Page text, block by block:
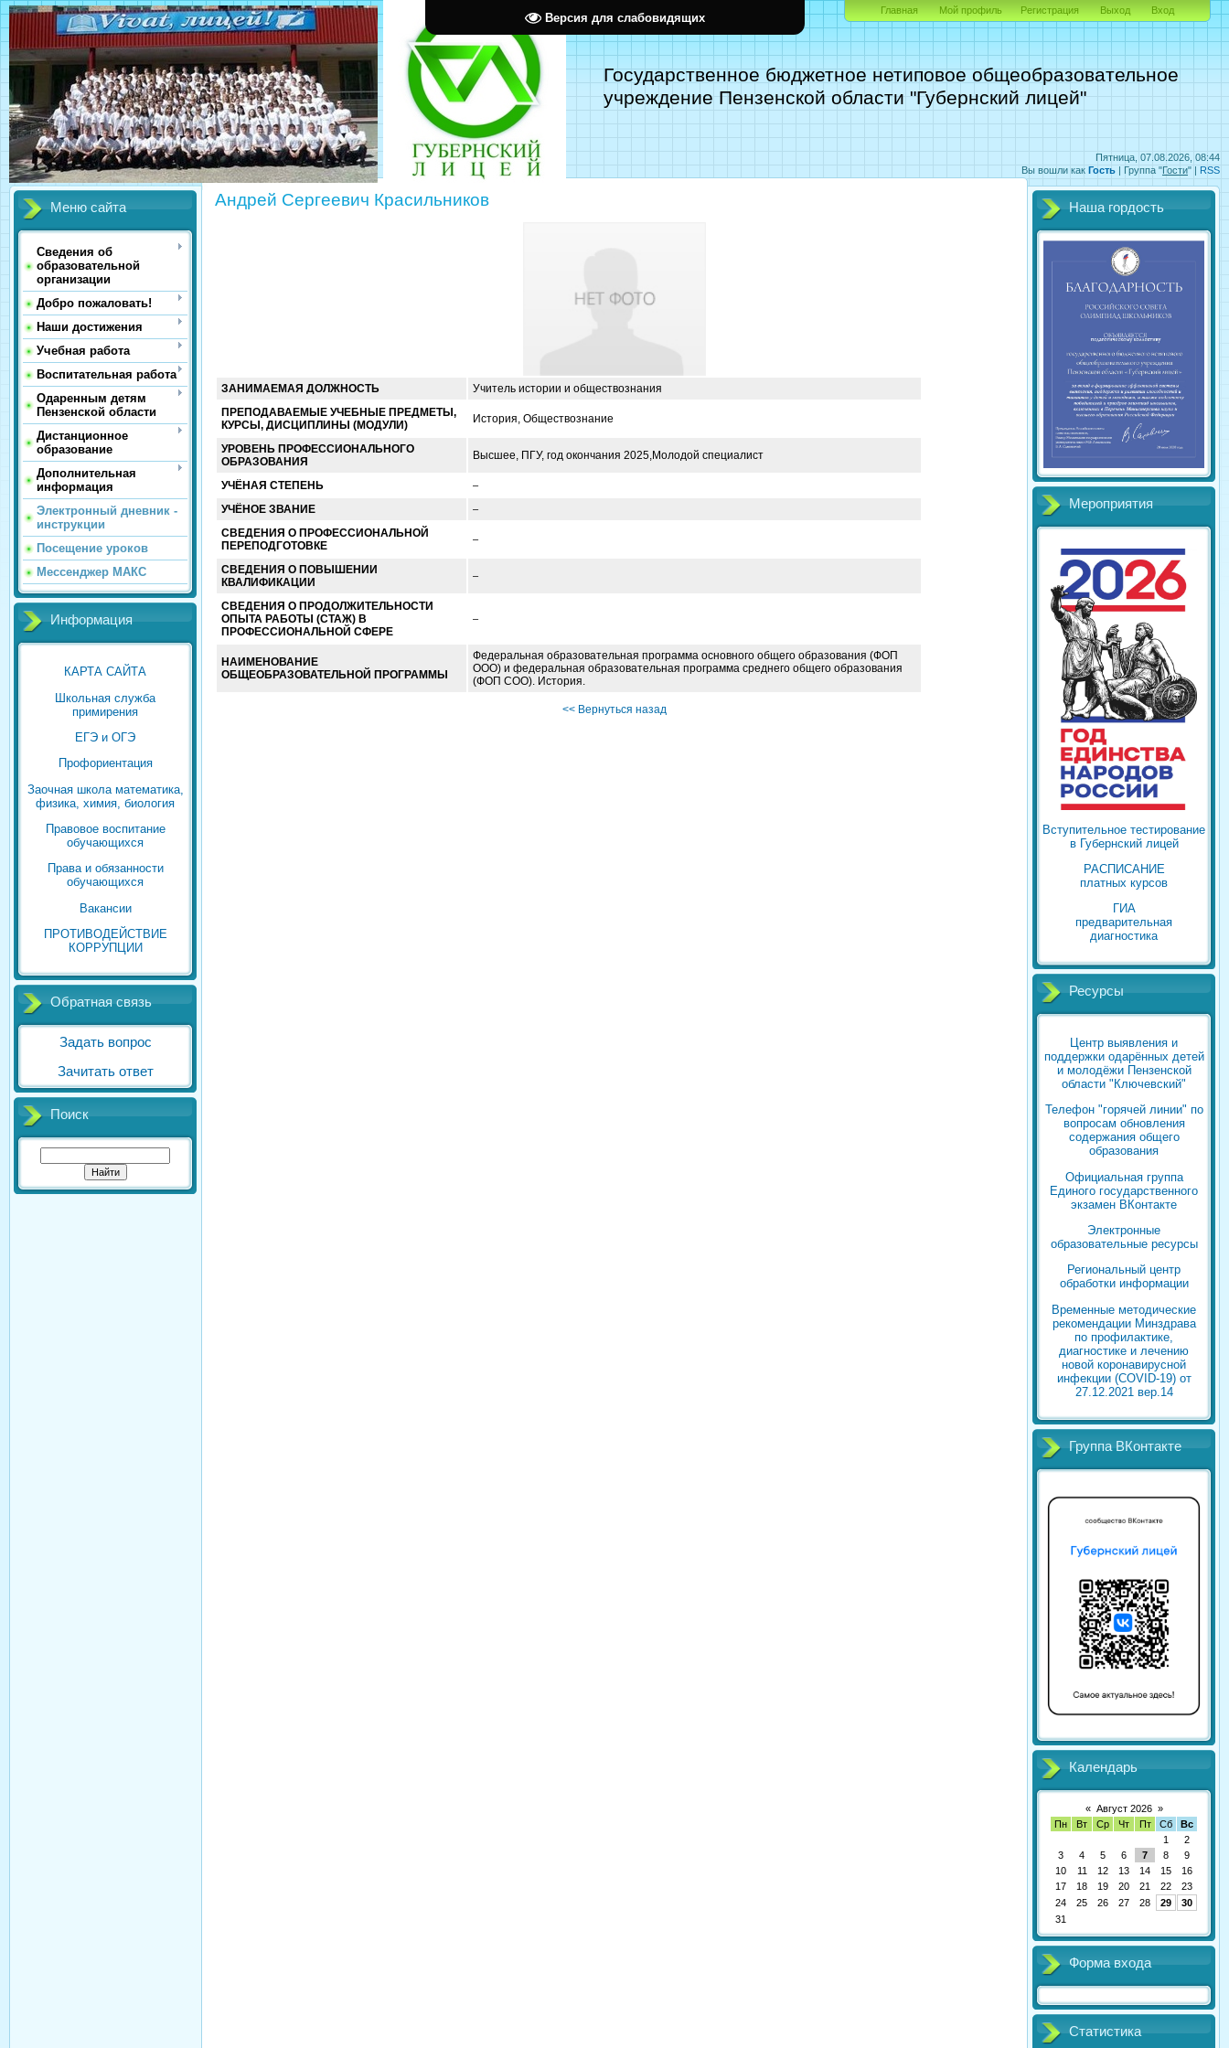
Версия для слабовидящих
Пятница, 07.08.2026, 08:44
Вы вошли как Гость | Группа "Гости" | RSS
Государственное бюджетное нетиповое общеобразовательное
учреждение Пензенской области "Губернский лицей"
Главная Мой профиль Регистрация Выход Вход
Меню сайта
Сведения об
образовательной
организации
Добро пожаловать!
Наши достижения
Учебная работа
Воспитательная работа
Одаренным детям
Пензенской области
Дистанционное
образование
Дополнительная
информация
Электронный дневник -
инструкции
Посещение уроков
Мессенджер МАКС
Информация
КАРТА САЙТА
Школьная служба
примирения
ЕГЭ и ОГЭ
Профориентация
Заочная школа математика,
физика, химия, биология
Правовое воспитание
обучающихся
Права и обязанности
обучающихся
Вакансии
ПРОТИВОДЕЙСТВИЕ
КОРРУПЦИИ
Обратная связь
Задать вопрос
Зачитать ответ
Поиск
Андрей Сергеевич Красильников
ЗАНИМАЕМАЯ ДОЛЖНОСТЬ
Учитель истории и обществознания
ПРЕПОДАВАЕМЫЕ УЧЕБНЫЕ ПРЕДМЕТЫ,
КУРСЫ, ДИСЦИПЛИНЫ (МОДУЛИ)
История, Обществознание
УРОВЕНЬ ПРОФЕССИОНАЛЬНОГО
ОБРАЗОВАНИЯ
Высшее, ПГУ, год окончания 2025,Молодой специалист
УЧЁНАЯ СТЕПЕНЬ –
УЧЁНОЕ ЗВАНИЕ –
СВЕДЕНИЯ О ПРОФЕССИОНАЛЬНОЙ
ПЕРЕПОДГОТОВКЕ
–
СВЕДЕНИЯ О ПОВЫШЕНИИ
КВАЛИФИКАЦИИ
–
СВЕДЕНИЯ О ПРОДОЛЖИТЕЛЬНОСТИ
ОПЫТА РАБОТЫ (СТАЖ) В
ПРОФЕССИОНАЛЬНОЙ СФЕРЕ
–
НАИМЕНОВАНИЕ
ОБЩЕОБРАЗОВАТЕЛЬНОЙ ПРОГРАММЫ
Федеральная образовательная программа основного общего образования (ФОП
ООО) и федеральная образовательная программа среднего общего образования
(ФОП СОО). История.
<< Вернуться назад
Наша гордость
Мероприятия
Вступительное тестирование
в Губернский лицей
РАСПИСАНИЕ
платных курсов
ГИА
предварительная
диагностика
Ресурсы
Центр выявления и
поддержки одарённых детей
и молодёжи Пензенской
области "Ключевский"
Телефон "горячей линии" по
вопросам обновления
содержания общего
образования
Официальная группа
Единого государственного
экзамен ВКонтакте
Электронные
образовательные ресурсы
Региональный центр
обработки информации
Временные методические
рекомендации Минздрава
по профилактике,
диагностике и лечению
новой коронавирусной
инфекции (COVID-19) от
27.12.2021 вер.14
Группа ВКонтакте
Календарь
« Август 2026 »
Пн
Вт Ср Чт Пт Сб
Вс
1
2
3
4 5 6 7 8
9
10
11 12 13 14 15
16
17
18 19 20 21 22
23
24
25 26 27 28 29
30
31
Форма входа
Статистика